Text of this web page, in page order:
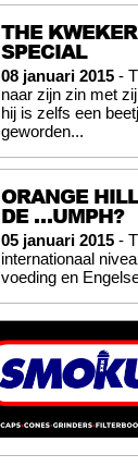
THE
SPECIAL
08 januari 2015 -
naar zijn zin met
hij is zelfs een
geworden...
ORANGE
DE …UMPH?
05 januari 2015 -
internationaal
voeding en